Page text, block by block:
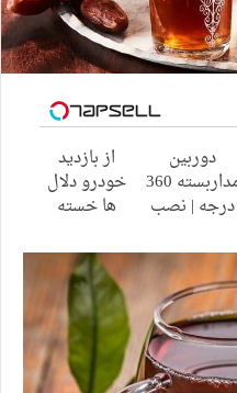
دوربین
مداربسته 360
درجه | نصب
از بازدید
خودرو دلال
ها خسته
اطلاعات
ماشینت رو
اینجا ثبت کن